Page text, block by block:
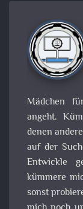
Mädchen
angeht.
denen
auf der
Entwickle
kümmere
sonst